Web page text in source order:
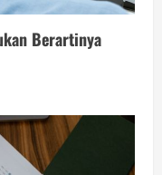
Berartinya